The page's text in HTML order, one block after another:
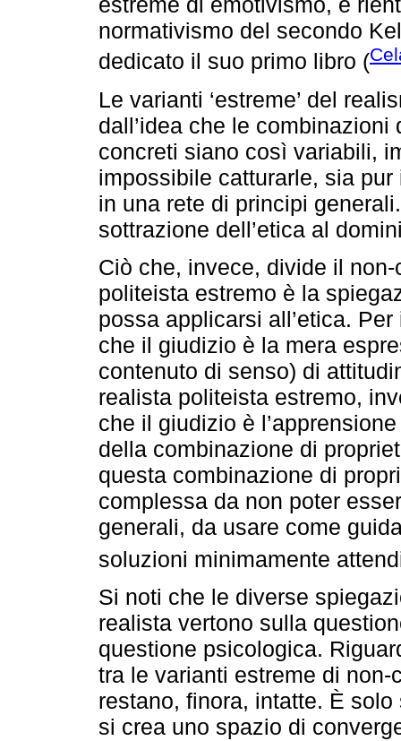
normativismo del secondo
dedicato il suo primo libro (
Le varianti ‘estreme’ del
dall’idea che le
concreti siano così variabili,
impossibile catturarle, sia
in una rete di principi
sottrazione dell’etica al
Ciò che, invece, divide il
politeista estremo è la
possa applicarsi all’etica.
che il giudizio è la mera
contenuto di senso) di
realista politeista estremo,
che il giudizio è
della combinazione di
questa combinazione di
complessa da non poter
generali, da usare come
soluzioni minimamente
Si noti che le diverse
realista vertono sulla
questione psicologica.
tra le varianti estreme di
restano, finora, intatte. È
si crea uno spazio di